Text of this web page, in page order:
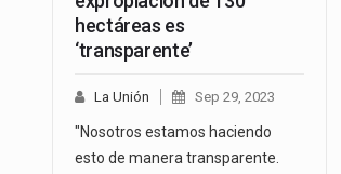
hectáreas es
‘transparente’
La Unión Sep 29, 2023
"Nosotros estamos haciendo
esto de manera transparente.